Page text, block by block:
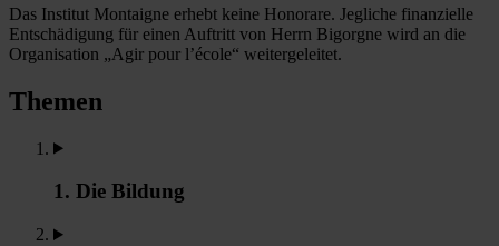
Das Institut Montaigne erhebt keine Honorare. Jegliche finanzielle
Entschädigung für einen Auftritt von Herrn Bigorgne wird an die
Organisation „Agir pour l’école“ weitergeleitet.
Themen
1. Die Bildung